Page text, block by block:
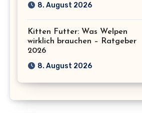
8. August 2026
Kitten Futter: Was Welpen
wirklich brauchen – Ratgeber
2026
8. August 2026